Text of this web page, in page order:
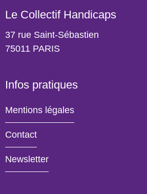
Le Collectif Handicaps
37 rue Saint-Sébastien
75011 PARIS
Infos pratiques
Mentions légales
Contact
Newsletter